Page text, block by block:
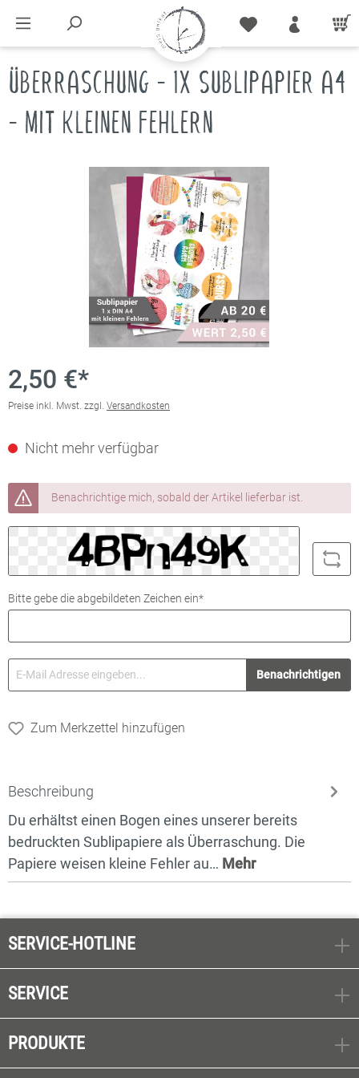
ÜBERRASCHUNG - 1X SUBLIPAPIER A4
- MIT KLEINEN FEHLERN
2,50 €*
Preise inkl. Mwst. zzgl. Versandkosten
Nicht mehr verfügbar
Benachrichtige mich, sobald der Artikel lieferbar ist.
Bitte gebe die abgebildeten Zeichen ein*
Benachrichtigen
Zum Merkzettel hinzufügen
Beschreibung
Du erhältst einen Bogen eines unserer bereits
bedruckten Sublipapiere als Überraschung. Die
Papiere weisen kleine Fehler au… Mehr
SERVICE-HOTLINE
SERVICE
PRODUKTE